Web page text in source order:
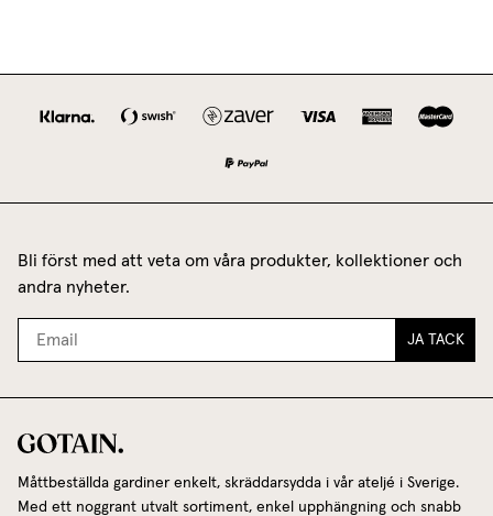
Bli först med att veta om våra produkter, kollektioner och
andra nyheter.
JA TACK
Måttbeställda gardiner enkelt, skräddarsydda i vår ateljé i Sverige.
Med ett noggrant utvalt sortiment, enkel upphängning och snabb